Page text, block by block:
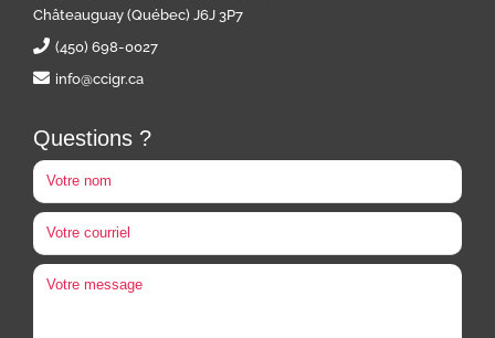
Châteauguay (Québec) J6J 3P7
(450) 698-0027
info@ccigr.ca
Questions ?